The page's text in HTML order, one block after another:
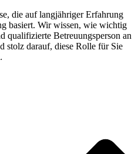
die auf langjähriger Erfahrung
basiert. Wir wissen, wie wichtig
qualifizierte Betreuungsperson an
stolz darauf, diese Rolle für Sie